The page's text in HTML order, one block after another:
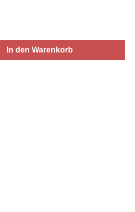
Wert ein
In den Warenkorb